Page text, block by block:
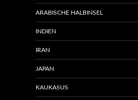
ARABISCHE HALBINSEL
INDIEN
IRAN
JAPAN
KAUKASUS